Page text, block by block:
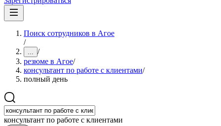
Поиск сотрудников в Агое
/
... /
резюме в Агое/
консультант по работе с клиентами/
полный день
консультант по работе с клиентами